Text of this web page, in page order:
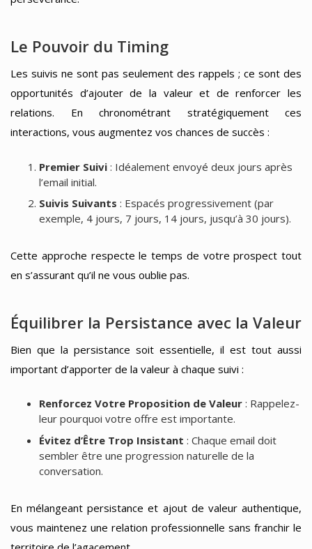
Le Pouvoir du Timing
Les suivis ne sont pas seulement des rappels ; ce sont des
opportunités d’ajouter de la valeur et de renforcer les
relations. En chronométrant stratégiquement ces
interactions, vous augmentez vos chances de succès :
Premier Suivi: Idéalement envoyé deux jours après
l’email initial.
Suivis Suivants : Espacés progressivement (par
exemple, 4 jours, 7 jours, 14 jours, jusqu’à 30 jours).
Cette approche respecte le temps de votre prospect tout
en s’assurant qu’il ne vous oublie pas.
Équilibrer la Persistance avec la Valeur
Bien que la persistance soit essentielle, il est tout aussi
important d’apporter de la valeur à chaque suivi :
Renforcez Votre Proposition de Valeur: Rappelez-
leur pourquoi votre offre est importante.
Évitez d’Être Trop Insistant : Chaque email doit
sembler être une progression naturelle de la
conversation.
En mélangeant persistance et ajout de valeur authentique,
vous maintenez une relation professionnelle sans franchir le